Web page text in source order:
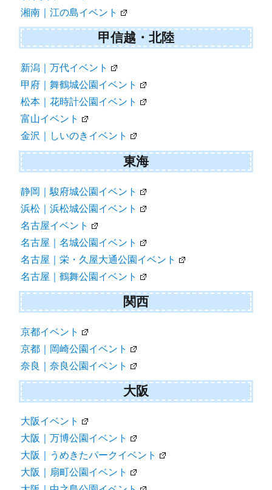
湘南｜江の島イベント
甲信越・北陸
新潟｜万代イベント
甲府｜舞鶴城公園イベント
松本｜花時計公園イベント
富山イベント
金沢｜しいのきイベント
東海
静岡｜駿府城公園イベント
浜松｜浜松城公園イベント
名古屋イベント
名古屋｜名城公園イベント
名古屋｜栄・久屋大通公園イベント
名古屋｜鶴舞公園イベント
関西
京都イベント
京都｜岡崎公園イベント
奈良｜奈良公園イベント
大阪
大阪イベント
大阪｜万博公園イベント
大阪｜うめきたパークイベント
大阪｜扇町公園イベント